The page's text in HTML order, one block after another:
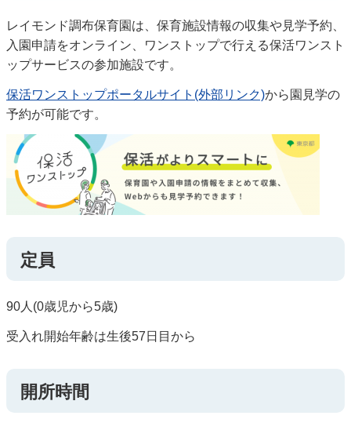
レイモンド調布保育園は、保育施設情報の収集や見学予約、
入園申請をオンライン、ワンストップで行える保活ワンスト
ップサービスの参加施設です。
保活ワンストップポータルサイト(外部リンク)から園見学の
予約が可能です。
定員
90人(0歳児から5歳)
受入れ開始年齢は生後57日目から
開所時間